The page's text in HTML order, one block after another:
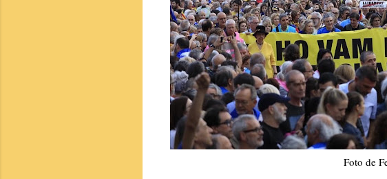
Foto de